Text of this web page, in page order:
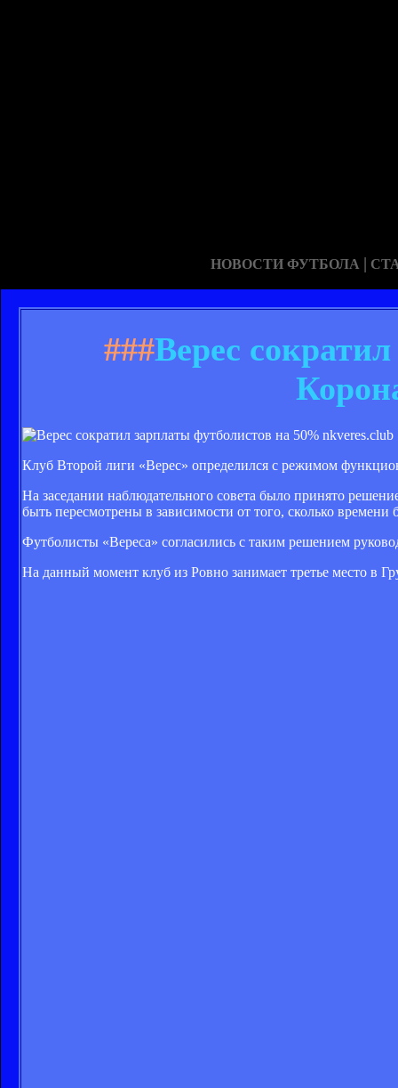
НОВОСТИ ФУТБОЛА |
###Верес
nkveres.club
Клуб Второй лиги «Верес» определился с режимом
На заседании наблюдательного совета было принято
быть пересмотрены в зависимости от того, сколько времени
Футболисты «Вереса» согласились с таким решением
На данный момент клуб из Ровно занимает третье место в